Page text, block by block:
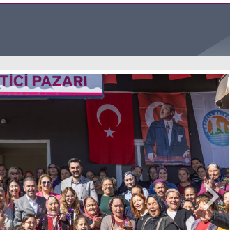
TOROSLAR’DA 3. ÜZÜM HASADI
ETKİNLİĞİ COŞKUYLA